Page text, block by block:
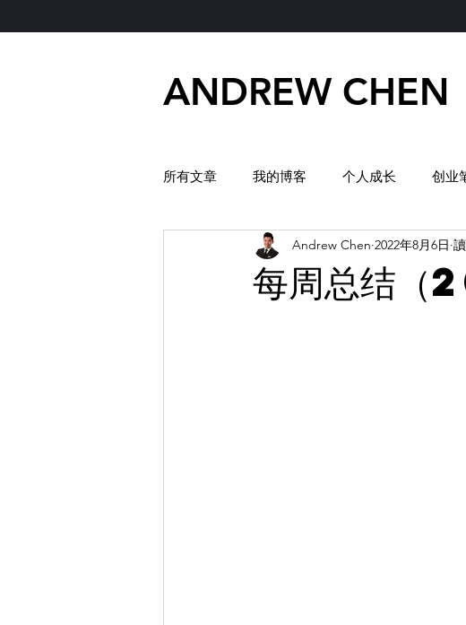
ANDREW CHEN
所有文章 我的博客 个人成长 创业
每周总结
Andrew Chen 2022年8月6日